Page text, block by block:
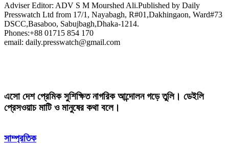
Adviser Editor: ADV S M Mourshed Ali.Published by Daily
Presswatch Ltd from 17/1, Nayabagh, R#01,Dakhingaon, Ward#73
DSCC,Basaboo, Sabujbagh,Dhaka-1214.
Phones:+88 01715 854 170
email: daily.presswatch@gmail.com
এসো দেশ প্রেমিক সুশিক্ষিত নাগরিক আন্দোলন গড়ে তুলি। ডেইলি
প্রেসওয়াচ মাটি ও মানুষের কথা বলে।
সাম্প্রতিক